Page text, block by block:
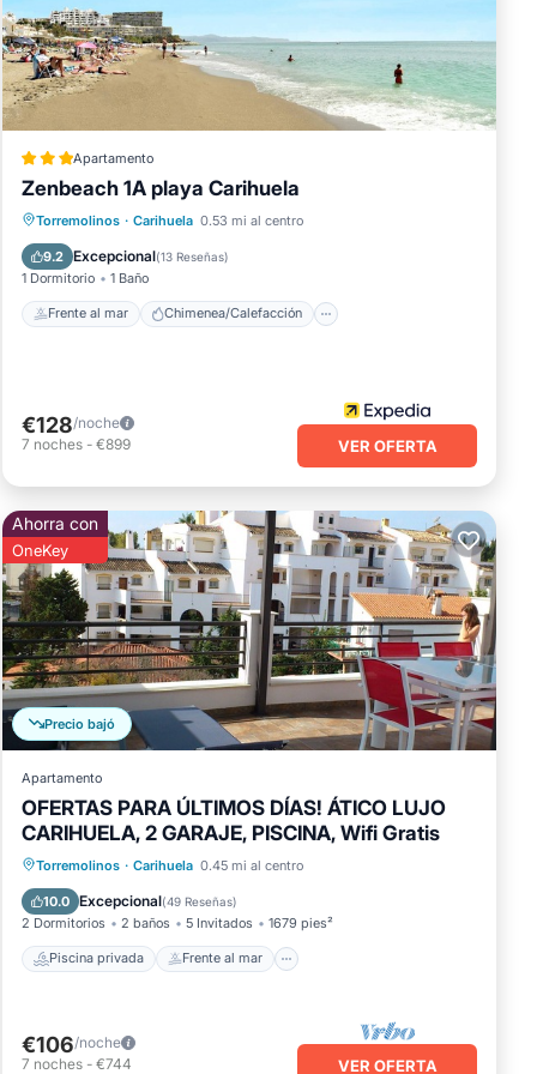
a
Apartamento
Zenbeach 1A playa Carihuela
Torremolinos · Carihuela 0.53 mi al centro
9.2 Excepcional(13 Reseñas)
1 Dormitorio 1 Baño
Frente al mar Chimenea/Calefacción
Frente al mar
Chimenea/Calefacción
Vista al mar
€128/noche
7 noches - €899 VER OFERTA
Precio bajó
Ahorra con
OneKey
Apartamento
OFERTAS PARA ÚLTIMOS DÍAS! ÁTICO LUJO
CARIHUELA, 2 GARAJE, PISCINA, Wifi Gratis
Torremolinos · Carihuela 0.45 mi al centro
10.0 Excepcional(49 Reseñas)
2 Dormitorios 2 baños 5 Invitados 1679 pies²
Piscina privada Frente al mar
Piscina privada
Frente al mar
Chimenea/Calefacción
€106/noche
7 noches - €744 VER OFERTA